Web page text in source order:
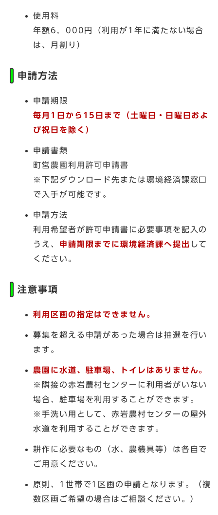
使用料
年額6，000円（利用が1年に満たない場合
は、月割り）
申請方法
申請期限
毎月1日から15日まで（土曜日・日曜日およ
び祝日を除く）
申請書類
町営農園利用許可申請書
※下記ダウンロード先または環境経済課窓口
で入手が可能です。
申請方法
利用希望者が許可申請書に必要事項を記入の
うえ、 申請期限までに環境経済課へ提出 して
ください。
注意事項
利用区画の指定はできません。
募集を超える申請があった場合は抽選を行い
ます。
農園に水道、駐車場、トイレはありません。
※隣接の赤岩農村センターに利用者がいない
場合、駐車場を利用することができます。
※手洗い用として、赤岩農村センターの屋外
水道を利用することができます。
耕作に必要なもの（水、農機具等）は各自で
ご用意ください。
原則、1世帯で1区画の申請となります。（複
数区画ご希望の場合はご相談ください。）